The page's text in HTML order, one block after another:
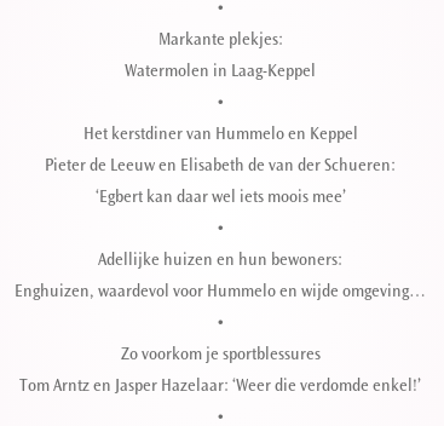
•
Markante plekjes:
Watermolen in Laag-Keppel
•
Het kerstdiner van Hummelo en Keppel
Pieter de Leeuw en Elisabeth de van der Schueren:
‘Egbert kan daar wel iets moois mee’
•
Adellijke huizen en hun bewoners:
Enghuizen, waardevol voor Hummelo en wijde omgeving…
•
Zo voorkom je sportblessures
Tom Arntz en Jasper Hazelaar: ‘Weer die verdomde enkel!’
•